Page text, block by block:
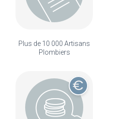
Plus de 10 000 Artisans
Plombiers